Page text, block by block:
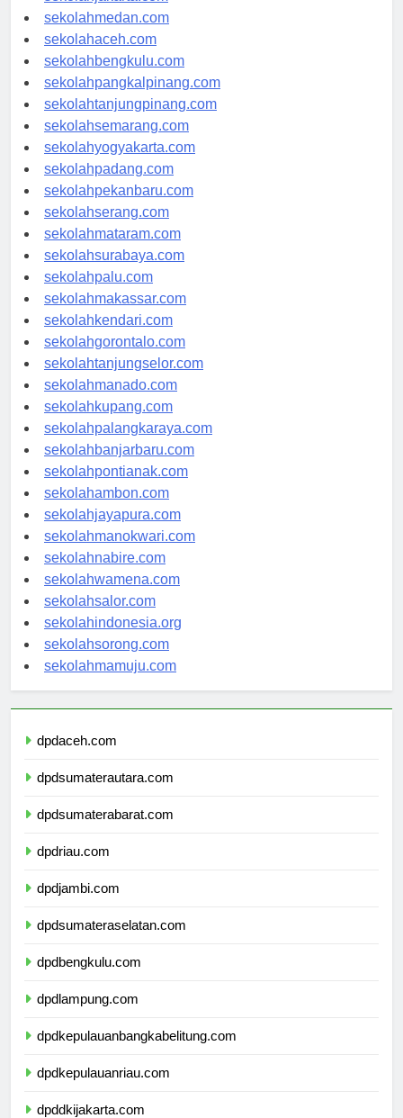
sekolahjakarta.com
sekolahmedan.com
sekolahaceh.com
sekolahbengkulu.com
sekolahpangkalpinang.com
sekolahtanjungpinang.com
sekolahsemarang.com
sekolahyogyakarta.com
sekolahpadang.com
sekolahpekanbaru.com
sekolahserang.com
sekolahmataram.com
sekolahsurabaya.com
sekolahpalu.com
sekolahmakassar.com
sekolahkendari.com
sekolahgorontalo.com
sekolahtanjungselor.com
sekolahmanado.com
sekolahkupang.com
sekolahpalangkaraya.com
sekolahbanjarbaru.com
sekolahpontianak.com
sekolahambon.com
sekolahjayapura.com
sekolahmanokwari.com
sekolahnabire.com
sekolahwamena.com
sekolahsalor.com
sekolahindonesia.org
sekolahsorong.com